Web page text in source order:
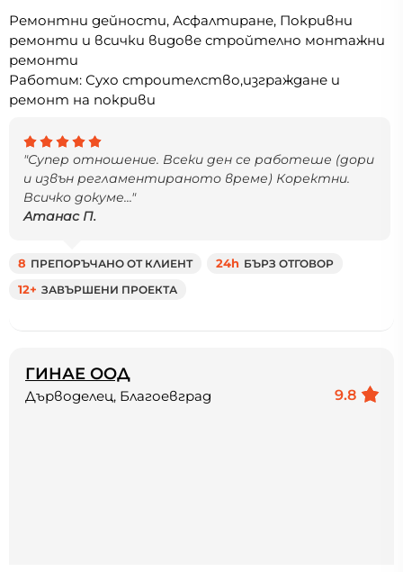
Ремонтни дейности, Асфалтиране, Покривни
ремонти и всички видове стройтелно монтажни
ремонти
Работим: Сухо строителство,изграждане и
ремонт на покриви
"Супер отношение. Всеки ден се работеше (дори
и извън регламентираното време) Коректни.
Всичко докуме..."
Атанас П.
8 ПРЕПОРЪЧАНО ОТ КЛИЕНТ 24h БЪРЗ ОТГОВОР
12+ ЗАВЪРШЕНИ ПРОЕКТА
ГИНАЕ ООД
9.8
Дърводелец, Благоевград